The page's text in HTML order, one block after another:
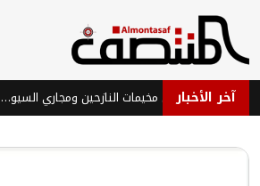
آخر الأخبار إتلاف ألغام وذخائر من مخيمات النازحين ومجاري السيول بمأرب